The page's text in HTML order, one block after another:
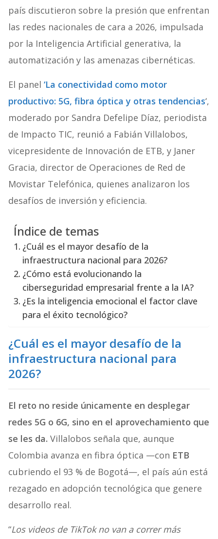
país discutieron sobre la presión que enfrentan
las redes nacionales de cara a 2026, impulsada
por la Inteligencia Artificial generativa, la
automatización y las amenazas cibernéticas.
El panel ‘La conectividad como motor
productivo: 5G, fibra óptica y otras tendencias‘,
moderado por Sandra Defelipe Díaz, periodista
de Impacto TIC, reunió a Fabián Villalobos,
vicepresidente de Innovación de ETB, y Janer
Gracia, director de Operaciones de Red de
Movistar Telefónica, quienes analizaron los
desafíos de inversión y eficiencia.
Índice de temas
¿Cuál es el mayor desafío de la
infraestructura nacional para 2026?
¿Cómo está evolucionando la
ciberseguridad empresarial frente a la IA?
¿Es la inteligencia emocional el factor clave
para el éxito tecnológico?
¿Cuál es el mayor desafío de la
infraestructura nacional para
2026?
El reto no reside únicamente en desplegar
redes 5G o 6G, sino en el aprovechamiento que
se les da. Villalobos señala que, aunque
Colombia avanza en fibra óptica —con ETB
cubriendo el 93 % de Bogotá—, el país aún está
rezagado en adopción tecnológica que genere
desarrollo real.
“Los videos de TikTok no van a correr más